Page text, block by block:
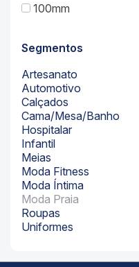
100mm
Segmentos
Artesanato
Automotivo
Calçados
Cama/Mesa/Banho
Hospitalar
Infantil
Meias
Moda Fitness
Moda Íntima
Moda Praia
Roupas
Uniformes